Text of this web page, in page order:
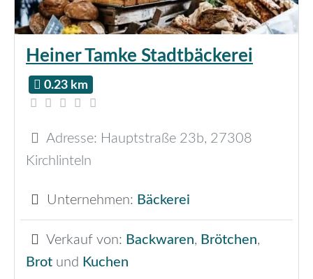
Heiner Tamke Stadtbäckerei
0.23 km
Adresse: Hauptstraße 23b, 27308
Kirchlinteln
Unternehmen: Bäckerei
Verkauf von: Backwaren, Brötchen,
Brot und Kuchen